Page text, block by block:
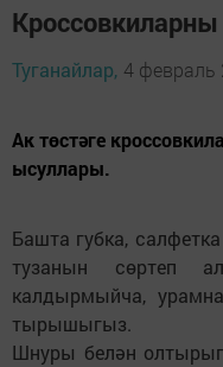
Туганайлар, 4 февраль
Ак төстәге
ысуллары.
Башта губка,
тузанын сөртеп
калдырмыйча,
тырышыгыз.
Шнуры белән